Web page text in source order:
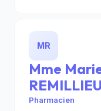
MR
Mme
Pharmacien